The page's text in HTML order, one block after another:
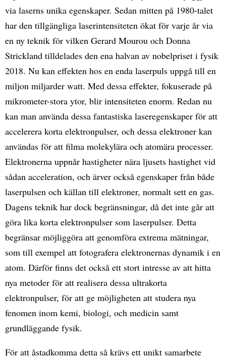
via laserns unika egenskaper. Sedan mitten på 1980-talet
har den tillgängliga laserintensiteten ökat för varje år via
en ny teknik för vilken Gerard Mourou och Donna
Strickland tilldelades den ena halvan av nobelpriset i fysik
2018. Nu kan effekten hos en enda laserpuls uppgå till en
miljon miljarder watt. Med dessa effekter, fokuserade på
mikrometer-stora ytor, blir intensiteten enorm. Redan nu
kan man använda dessa fantastiska laseregenskaper för att
accelerera korta elektronpulser, och dessa elektroner kan
användas för att filma molekylära och atomära processer.
Elektronerna uppnår hastigheter nära ljusets hastighet vid
sådan acceleration, och ärver också egenskaper från både
laserpulsen och källan till elektroner, normalt sett en gas.
Dagens teknik har dock begränsningar, då det inte går att
göra lika korta elektronpulser som laserpulser. Detta
begränsar möjliggöra att genomföra extrema mätningar,
som till exempel att fotografera elektronernas dynamik i en
atom. Därför finns det också ett stort intresse av att hitta
nya metoder för att realisera dessa ultrakorta
elektronpulser, för att ge möjligheten att studera nya
fenomen inom kemi, biologi, och medicin samt
grundläggande fysik.
För att åstadkomma detta så krävs ett unikt samarbete